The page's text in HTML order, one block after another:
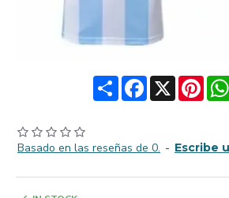
ShareFacebook
X
Basado en las reseñas de 0. - Escribe